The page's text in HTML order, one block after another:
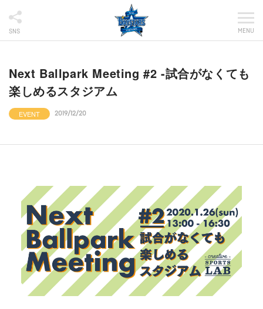
SNS MENU
Next Ballpark Meeting #2 -試合がなくても
楽しめるスタジアム
EVENT 2019/12/20